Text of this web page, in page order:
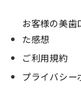
お客様の美
た感想
ご利用規約
プライバシー